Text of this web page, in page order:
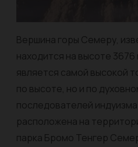
Вершина горы Семеру,
находится на высоте
является самой высокой
по высоте, но и по
последователей
расположена на
парка Бромо Тенгер